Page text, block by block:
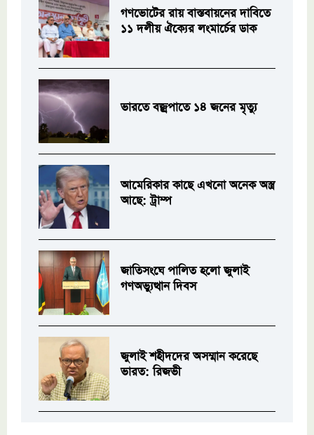
গণভোটের রায় বাস্তবায়নের দাবিতে
১১ দলীয় ঐক্যের লংমার্চের ডাক
ভারতে বজ্রপাতে ১৪ জনের মৃত্যু
আমেরিকার কাছে এখনো অনেক অস্ত্র
আছে: ট্রাম্প
জাতিসংঘে পালিত হলো জুলাই
গণঅভ্যুত্থান দিবস
জুলাই শহীদদের অসম্মান করেছে
ভারত: রিজভী